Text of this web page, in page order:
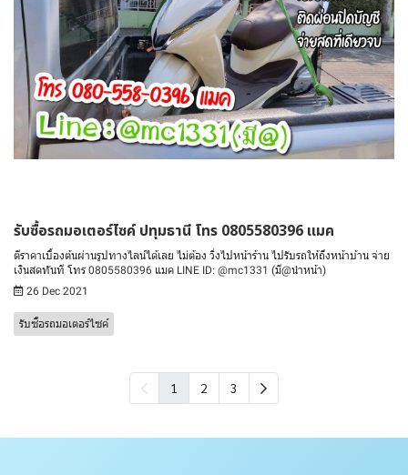
รับซื้อรถมอเตอร์ไซค์ ปทุมธานี โทร 0805580396 แมค
ตีราคาเบื้องต้นผ่านรูปทางไลน์ได้เลย ไม่ต้อง วิ่งไปหน้าร้าน ไปรับรถให้ถึงหน้าบ้าน จ่าย
เงินสดทันที โทร 0805580396 แมค LINE ID: @mc1331 (มี@นำหน้า)
26 Dec 2021
รับซื้อรถมอเตอร์ไซค์
1 2 3